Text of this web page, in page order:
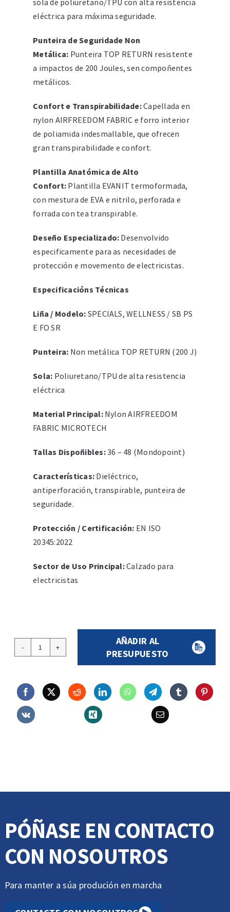
eléctrica para máxima seguridade.
Punteira de Seguridade Non
Metálica: Punteira TOP RETURN resistente
a impactos de 200 Joules, sen compoñentes
metálicos.
Confort e Transpirabilidade:Capellada en
nylon AIRFREEDOM FABRIC e forro interior
de poliamida indesmallable, que ofrecen
gran transpirabilidade e confort.
Plantilla Anatómica de Alto
Confort: Plantilla EVANIT termoformada,
con mestura de EVA e nitrilo, perforada e
forrada con tea transpirable.
Deseño Especializado: Desenvolvido
especificamente para as necesidades de
protección e movemento de electricistas.
Especificacións Técnicas
Liña / Modelo: SPECIALS, WELLNESS / SB PS
E FO SR
Punteira: Non metálica TOP RETURN (200 J)
Sola: Poliuretano/TPU de alta resistencia
eléctrica
Material Principal:Nylon AIRFREEDOM
FABRIC MICROTECH
Tallas Dispoñibles:36 – 48 (Mondopoint)
Características: Dieléctrico,
antiperforación, transpirable, punteira de
seguridade.
Protección / Certificación: EN ISO
20345:2022
Sector de Uso Principal:Calzado para
electricistas
Calzado
dieléctrico.
cantidade
AÑADIR AL
PRESUPUESTO
PÓÑASE EN CONTACTO
CON NOSOUTROS
Para manter a súa produción en marcha